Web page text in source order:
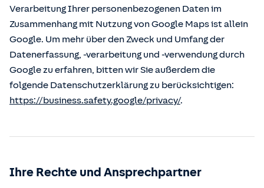
Verarbeitung Ihrer personenbezogenen Daten im
Zusammenhang mit Nutzung von Google Maps ist allein
Google. Um mehr über den Zweck und Umfang der
Datenerfassung, -verarbeitung und -verwendung durch
Google zu erfahren, bitten wir Sie außerdem die
folgende Datenschutzerklärung zu berücksichtigen:
https://business.safety.google/privacy/.
Ihre Rechte und Ansprechpartner